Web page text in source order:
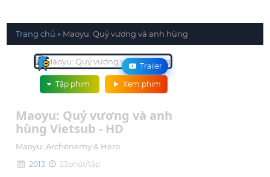
Trang chủ » Maoyu: Quỷ vương và anh hùng
Trailer
Xem phim
Tập phim
Maoyu: Quỷ vương và anh
hùng Vietsub - HD
Maoyu: Archenemy & Hero
2013
23phút/tập